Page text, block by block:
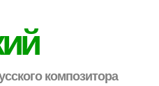
композитора